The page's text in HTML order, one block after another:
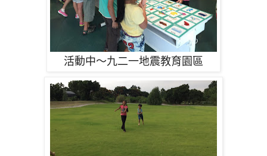
活動中～九二一地震教育園區